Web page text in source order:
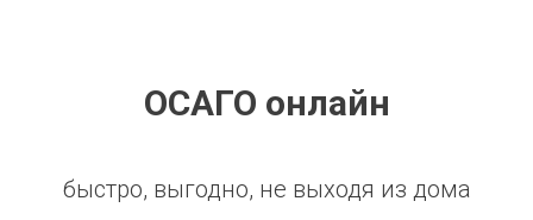
ОСАГО онлайн
быстро, выгодно, не выходя из дома